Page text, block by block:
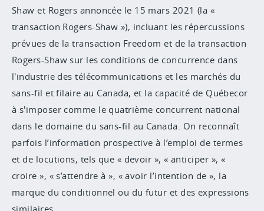
Shaw et Rogers annoncée le 15 mars 2021 (la «
transaction Rogers-Shaw »), incluant les répercussions
prévues de la transaction Freedom et de la transaction
Rogers-Shaw sur les conditions de concurrence dans
l'industrie des télécommunications et les marchés du
sans-fil et filaire au Canada, et la capacité de Québecor
à s'imposer comme le quatrième concurrent national
dans le domaine du sans-fil au Canada. On reconnaît
parfois l’information prospective à l’emploi de termes
et de locutions, tels que « devoir », « anticiper », «
croire », « s’attendre à », « avoir l’intention de », la
marque du conditionnel ou du futur et des expressions
similaires.